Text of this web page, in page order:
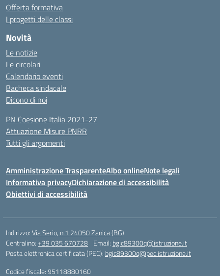
Offerta formativa
I progetti delle classi
Novità
Le notizie
Le circolari
Calendario eventi
Bacheca sindacale
Dicono di noi
PN Coesione Italia 2021-27
Attuazione Misure PNRR
Tutti gli argomenti
Amministrazione TrasparenteAlbo onlineNote legali
Informativa privacyDichiarazione di accessibilità
Obiettivi di accessibilità
Indirizzo:Via Serio, n.1 24050 Zanica (BG)
Centralino:+39 035 670728 Email: bgic89300q@istruzione.it
Posta elettronica certificata (PEC): bgic89300q@pec.istruzione.it
Codice fiscale: 95118880160